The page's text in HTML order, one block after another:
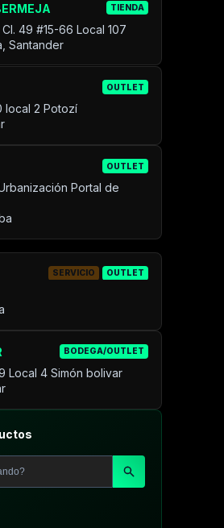
TIENDA
49 #15-66 Local 107
Santander
OUTLET
local 2 Potozí
OUTLET
Portal de
BODEGA/OUTLET
Local 4 Simón bolivar
SERVICIO OUTLET